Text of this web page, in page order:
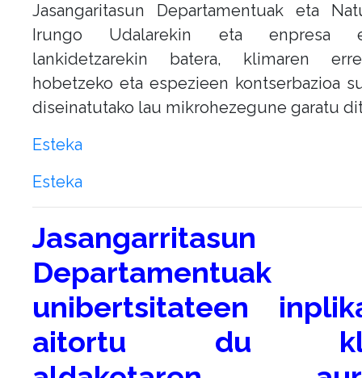
Jasangaritasun Departamentuak eta
Irungo Udalarekin eta enpresa
lankidetzarekin batera, klimaren
hobetzeko eta espezieen kontserbazioa
diseinatutako lau mikrohezegune garatu
Esteka
Esteka
Jasangarritasun
Departamentuak
unibertsitateen
aitortu du